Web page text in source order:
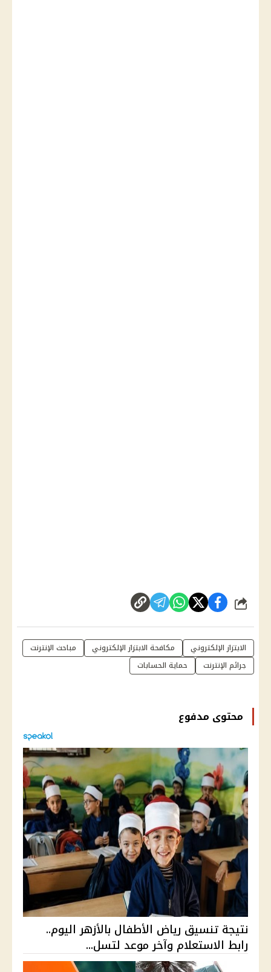
شارك
الابتزاز الإلكتروني مكافحة الابتزاز الإلكتروني
مباحث الإنترنت
جرائم الإنترنت
حماية الحسابات
محتوى مدفوع
نتيجة تنسيق رياض الأطفال بالأزهر اليوم..
رابط الاستعلام وآخر موعد لتسل...